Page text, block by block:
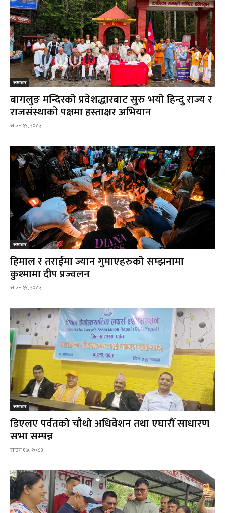
समाचार
बागलुङ मन्दिरको प्रवेशद्धारबाट सुरु भयो हिन्दु राज्य र
राजसंस्थाको पक्षमा हस्ताक्षर अभियान
साउन १९, २०८३
समाचार
हिमाल र तराईमा ज्यान गुमाएहरुको सम्झनामा
कुश्मामा दीप प्रज्वलन
साउन १९, २०८३
समाचार
डिएलए पर्वतको चौथो अधिवेशन तथा एघारौँ साधारण
सभा सम्पन्न
साउन १७, २०८३